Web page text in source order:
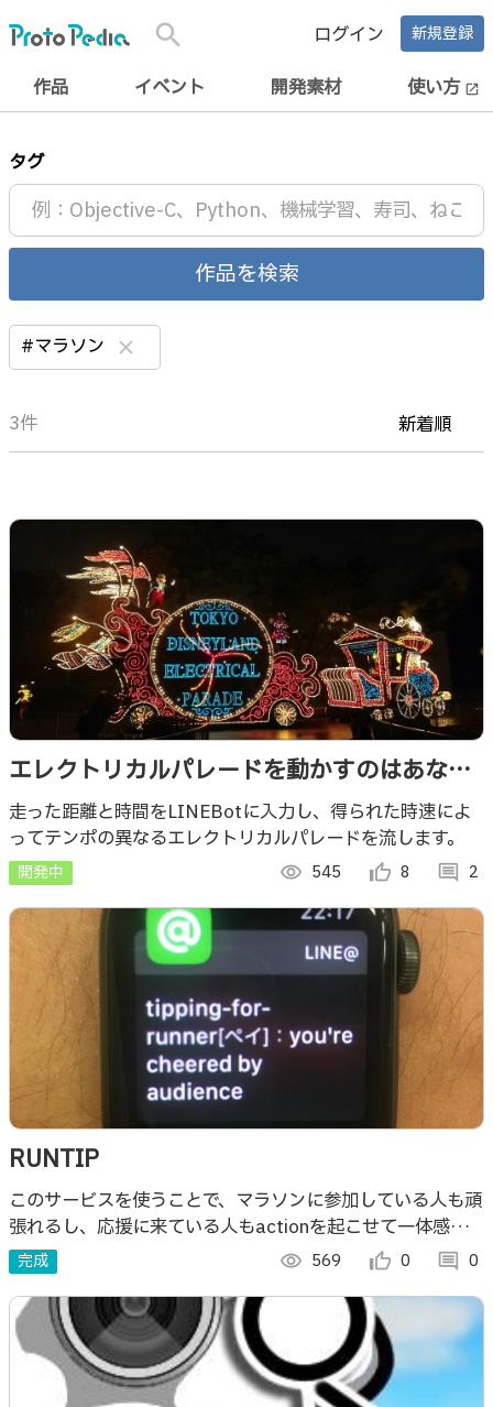
search ログイン 新規登録
作品 イベント 開発素材 使い方 open_in_new
タグ
作品を検索
#マラソン clear
3件 新着順
エレクトリカルパレードを動かすのはあなた
だ
走った距離と時間をLINEBotに入力し、得られた時速によ
ってテンポの異なるエレクトリカルパレードを流します。
開発中 visibility 545 thumb_up_alt 8 comment 2
RUNTIP
このサービスを使うことで、マラソンに参加している人も頑
張れるし、応援に来ている人もactionを起こせて一体感を
出せるアプリです。
完成 visibility 569 thumb_up_alt 0 comment 0